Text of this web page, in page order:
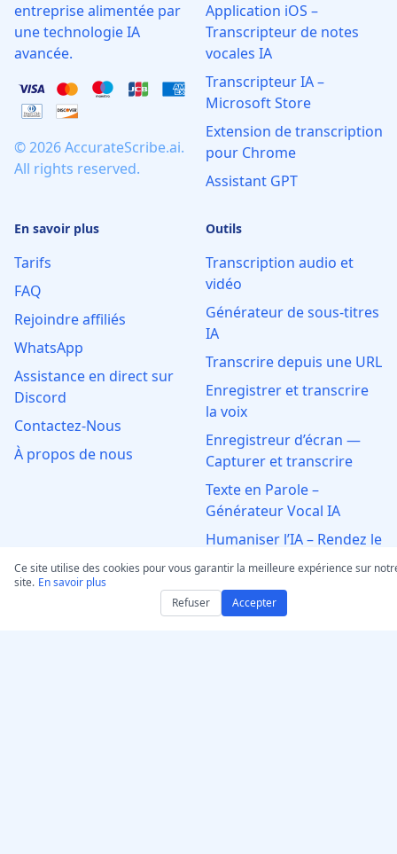
entreprise alimentée par
une technologie IA
avancée.
© 2026 AccurateScribe.ai.
All rights reserved.
Application iOS –
Transcripteur de notes
vocales IA
Transcripteur IA –
Microsoft Store
Extension de transcription
pour Chrome
Assistant GPT
En savoir plus
Tarifs
FAQ
Rejoindre affiliés
WhatsApp
Assistance en direct sur
Discord
Contactez-Nous
À propos de nous
Outils
Transcription audio et
vidéo
Générateur de sous-titres
IA
Transcrire depuis une URL
Enregistrer et transcrire
la voix
Enregistreur d’écran —
Capturer et transcrire
Texte en Parole –
Générateur Vocal IA
Humaniser l’IA – Rendez le
texte plus naturel
GPT Humaniseur de texte
IA
Ce site utilise des cookies pour vous garantir la meilleure expérience sur
site. En savoir plus
Refuser
Accepter